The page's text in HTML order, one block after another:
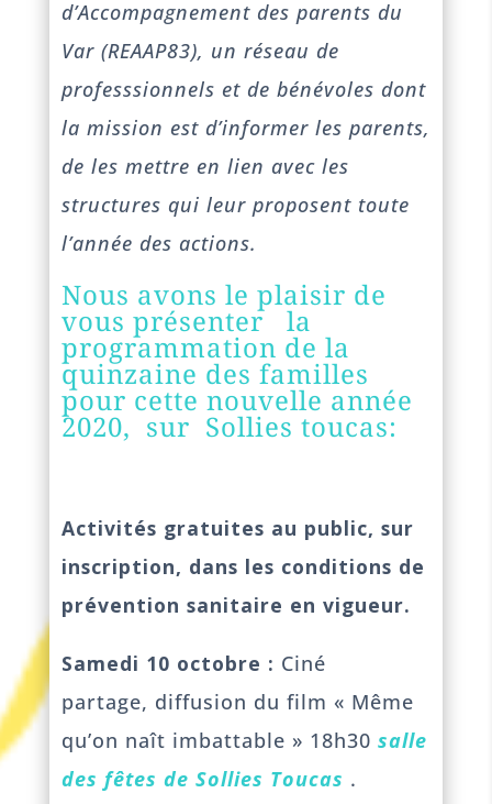
d’Accompagnement des parents du
Var (REAAP83), un réseau de
professsionnels et de bénévoles dont
la mission est d’informer les parents,
de les mettre en lien avec les
structures qui leur proposent toute
l’année des actions.
Nous avons le plaisir de
vous présenter la
programmation de la
quinzaine des familles
pour cette nouvelle année
2020, sur Sollies toucas:
Activités gratuites au public, sur
inscription, dans les conditions de
prévention sanitaire en vigueur.
Samedi 10 octobre : Ciné
partage, diffusion du film « Même
qu’on naît imbattable » 18h30 salle
des fêtes de Sollies Toucas .